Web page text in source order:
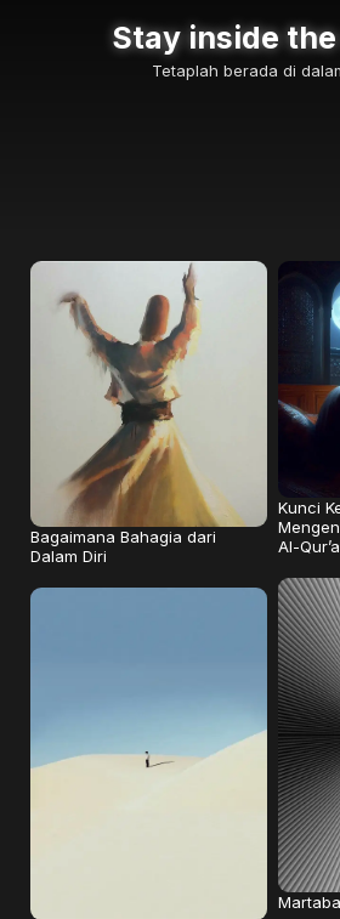
Stay inside
Tetaplah berada di
Bagaimana Bahagia dari
Dalam Diri
Kunci
Al-